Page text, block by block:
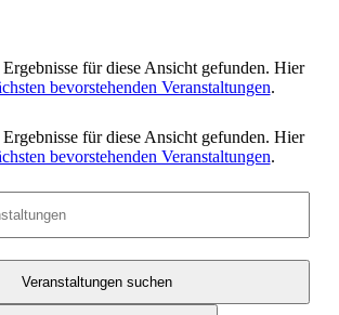
für diese Ansicht gefunden. Hier
bevorstehenden Veranstaltungen.
für diese Ansicht gefunden. Hier
bevorstehenden Veranstaltungen.
Veranstaltungen suchen